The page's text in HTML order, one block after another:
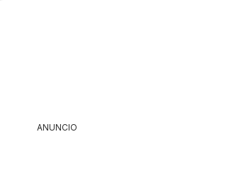
ANUNCIO